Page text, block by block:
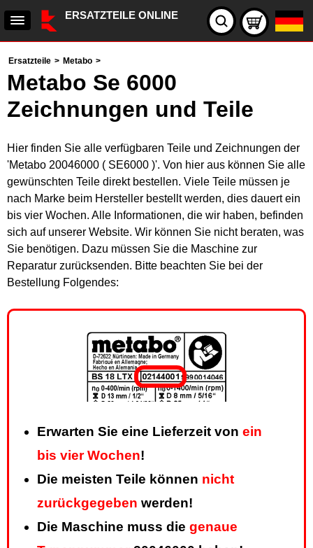
ERSATZTEILE ONLINE
Ersatzteile > Metabo >
Metabo Se 6000
Zeichnungen und Teile
Hier finden Sie alle verfügbaren Teile und Zeichnungen der
'Metabo 20046000 ( SE6000 )'. Von hier aus können Sie alle
gewünschten Teile direkt bestellen. Viele Teile müssen je
nach Marke beim Hersteller bestellt werden, dies dauert ein
bis vier Wochen. Alle Informationen, die wir haben, befinden
sich auf unserer Website. Wir können Sie nicht beraten, was
Sie benötigen. Dazu müssen Sie die Maschine zur
Reparatur zurücksenden. Bitte beachten Sie bei der
Bestellung Folgendes:
Erwarten Sie eine Lieferzeit von ein
bis vier Wochen!
Die meisten Teile können nicht
zurückgegeben werden!
Die Maschine muss die genaue